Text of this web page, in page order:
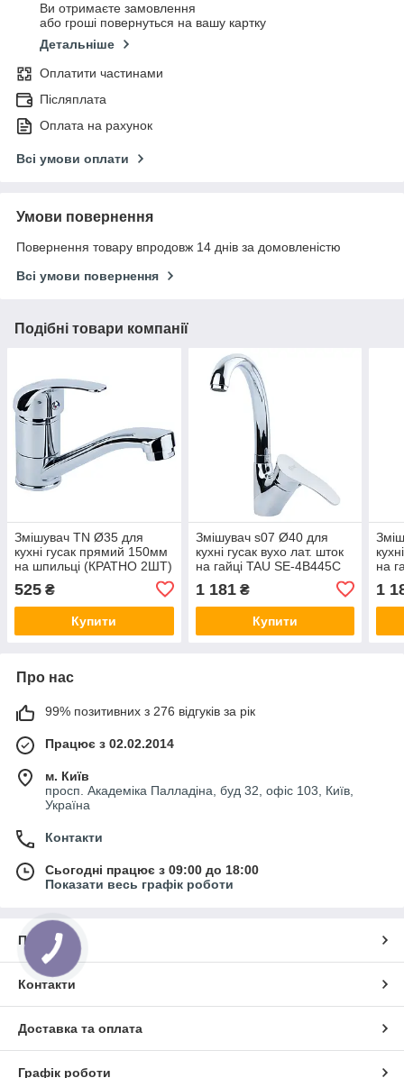
Ви отримаєте замовлення
або гроші повернуться на вашу картку
Детальніше
Оплатити частинами
Післяплата
Оплата на рахунок
Всі умови оплати
Умови повернення
Повернення товару впродовж 14 днів за домовленістю
Всі умови повернення
Подібні товари компанії
Змішувач TN Ø35 для
кухні гусак прямий 150мм
на шпильці (КРАТНО 2ШТ)
TAU TN-2B142C (9846100)
525 ₴
Купити
Змішувач s07 Ø40 для
кухні гусак вухо лат. шток
на гайці TAU SE-4B445C
1 181₴
Купити
на
1
Про нас
99% позитивних з 276 відгуків за рік
Працює з 02.02.2014
м. Київ
просп. Академіка Палладіна, буд 32, офіс 103, Київ,
Україна
Контакти
Сьогодні працює з 09:00 до 18:00
Показати весь графік роботи
Про нас
Контакти
Доставка та оплата
Графік роботи